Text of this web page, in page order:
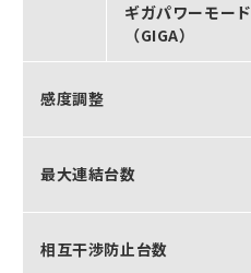
ギガパワーモード
（GIGA）
感度調整
最大連結台数
相互干渉防止台数